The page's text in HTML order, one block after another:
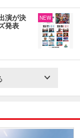
演が決
発表
NEW